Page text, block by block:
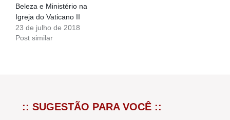
Beleza e Ministério na
Igreja do Vaticano II
23 de julho de 2018
Post similar
:: SUGESTÃO PARA VOCÊ ::